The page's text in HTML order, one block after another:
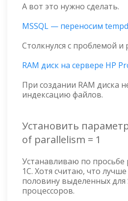
А вот это нужно сделать.
MSSQL — переносим
Столкнулся с проблемой и
RAM диск на сервере HP
При создании RAM диска
индексацию файлов.
Установить
of parallelism = 1
Устанавливаю по просьбе
1С. Хотя считаю, что
половину выделенных для
процессоров.